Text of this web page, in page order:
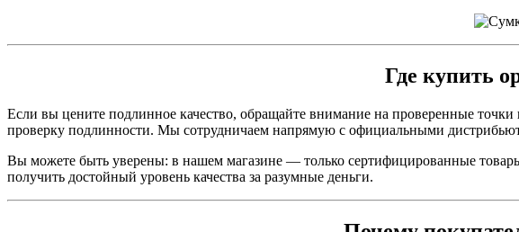
Где купить
Если вы цените подлинное качество, обращайте внимание на проверенные точки
проверку подлинности. Мы сотрудничаем напрямую с официальными
Вы можете быть уверены: в нашем магазине — только сертифицированные
получить достойный уровень качества за разумные деньги.